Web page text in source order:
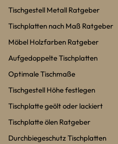
Tischgestell Metall Ratgeber
Tischplatten nach Maß Ratgeber
Möbel Holzfarben Ratgeber
Aufgedoppelte Tischplatten
Optimale Tischmaße
Tischgestell Höhe festlegen
Tischplatte geölt oder lackiert
Tischplatte ölen Ratgeber
Durchbiegeschutz Tischplatten